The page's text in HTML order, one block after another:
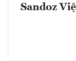
Sandoz